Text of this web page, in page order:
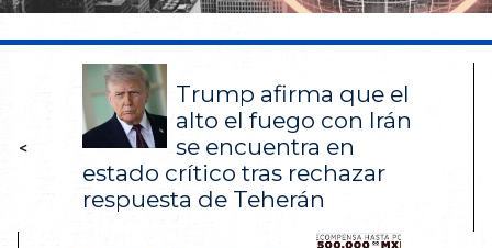
<
Trump afirma que el
alto el fuego con Irán
se encuentra en
estado crítico tras rechazar
respuesta de Teherán